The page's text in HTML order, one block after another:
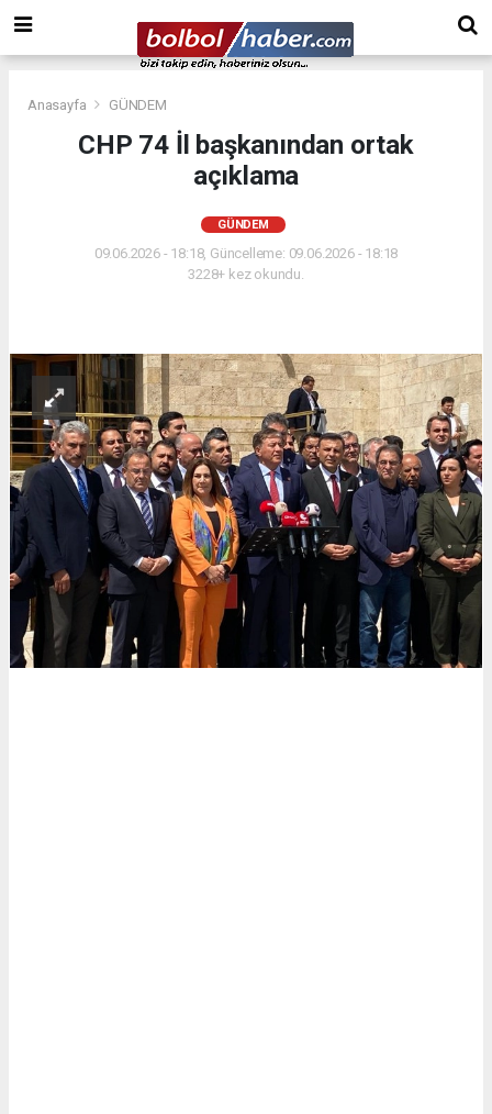
Anasayfa GÜNDEM
CHP 74 İl başkanından ortak
açıklama
GÜNDEM
09.06.2026 - 18:18, Güncelleme: 09.06.2026 - 18:18
3228+ kez okundu.